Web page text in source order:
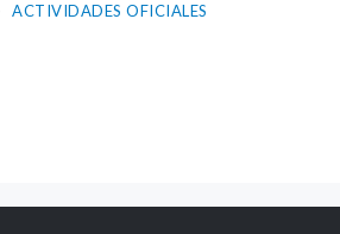
ACTIVIDADES OFICIALES